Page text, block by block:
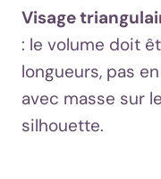
Visage
: le volume doit
longueurs, pas
avec masse sur
silhouette.